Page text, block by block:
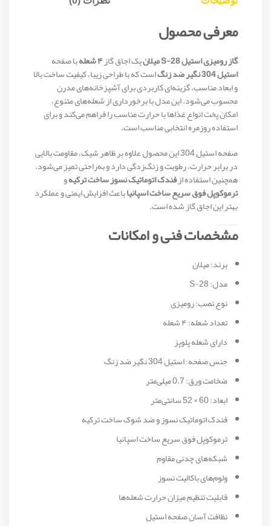
معرفی محصول
گاز رومیزی استیل S-28 میلان یک اجاق گاز۴ شعله با صفحه
استیل 304 نگیر ضد زنگ است که با طراحی زیبا، کیفیت ساخت بالا
و ابعاد مناسب، گزینه‌ای کاربردی برای آشپزخانه‌های مدرن
محسوب می‌شود. این مدل با برخورداری از شعله‌های متنوع،
امکان پخت انواع غذاها با حرارت مناسب را فراهم می‌کند و برای
استفاده روزمره انتخابی مناسب است.
صفحه استیل 304 این محصول علاوه بر ظاهر شیک، مقاومت بالایی
در برابر حرارت، رطوبت و زنگ‌زدگی دارد و به‌راحتی تمیز می‌شود.
همچنین استفاده ازفندک اتوماتیک نسوز ساخت ترکیهو
ترموکوپل فوق سریع ساخت اسپانیاباعث افزایش ایمنی و عملکرد
بهتر این اجاق گاز شده است.
مشخصات فنی و امکانات
برند: میلان
مدل: S-28
نوع نصب: رومیزی
تعداد شعله: ۴ شعله
دارای شعله پلوپز
جنس صفحه: استیل 304 نگیر ضد زنگ
ضخامت ورق: 0.7 میلی‌متر
ابعاد: 60 × 52 سانتی‌متر
فندک اتوماتیک نسوز و ضد شوک ساخت ترکیه
ترموکوپل فوق سریع ساخت اسپانیا
شبکه‌های چدنی مقاوم
ولوم‌های باکالیت نسوز
قابلیت تنظیم میزان حرارت شعله‌ها
نظافت آسان صفحه استیل